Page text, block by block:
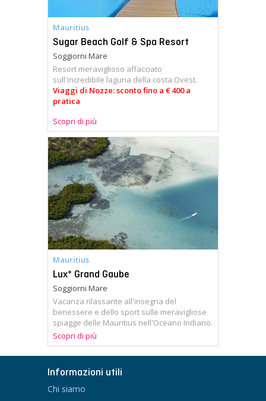
Mauritius
Sugar Beach Golf & Spa Resort
Soggiorni Mare
Resort meraviglioso affacciato
sull'incredibile laguna della costa Ovest.
Viaggi di Nozze: sconto fino a € 400 a
pratica
Scopri di più
Mauritius
Lux* Grand Gaube
Soggiorni Mare
Vacanza rilassante all'insegna del
benessere e dello sport sulle meravigliose
spiagge delle Mauritius nell'Oceano Indiano.
Scopri di più
Informazioni utili
Chi siamo